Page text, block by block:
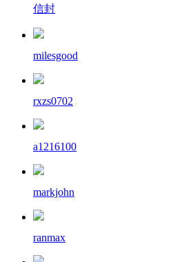
信封
milesgood
rxzs0702
a1216100
markjohn
ranmax